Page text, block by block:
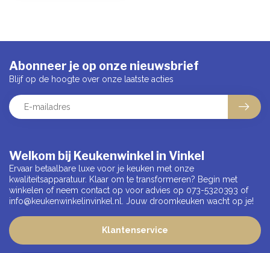
Welkom bij Keukenwinkel in Vinkel
Ervaar betaalbare luxe voor je keuken met onze
kwaliteitsapparatuur. Klaar om te transformeren? Begin met
winkelen of neem contact op voor advies op 073-5320393 of
info@keukenwinkelinvinkel.nl
. Jouw droomkeuken wacht op je!
Klantenservice
Abonneer je op onze nieuwsbrief
Blijf op de hoogte over onze laatste acties